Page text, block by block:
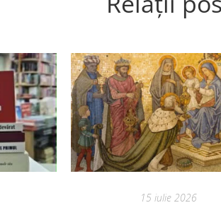
15 iulie 2026